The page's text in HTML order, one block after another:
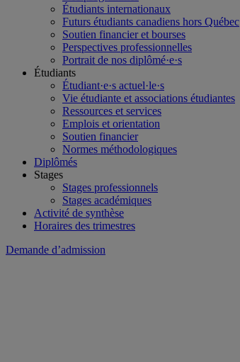
Étudiants internationaux
Futurs étudiants canadiens hors Québec
Soutien financier et bourses
Perspectives professionnelles
Portrait de nos diplômé·e·s
Étudiants
Étudiant·e·s actuel·le·s
Vie étudiante et associations étudiantes
Ressources et services
Emplois et orientation
Soutien financier
Normes méthodologiques
Diplômés
Stages
Stages professionnels
Stages académiques
Activité de synthèse
Horaires des trimestres
Demande d’admission